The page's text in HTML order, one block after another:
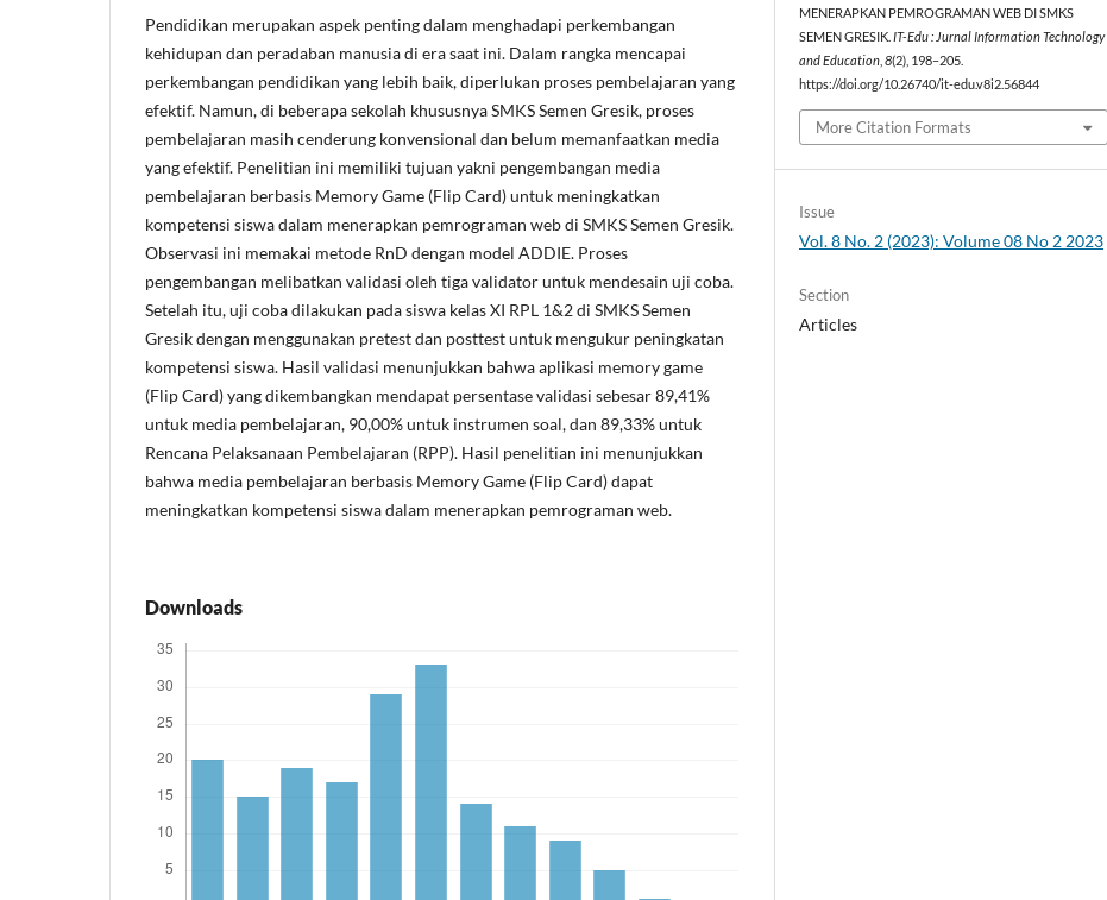
Pendidikan merupakan aspek penting dalam menghadapi perkembangan
kehidupan dan peradaban manusia di era saat ini. Dalam rangka mencapai
perkembangan pendidikan yang lebih baik, diperlukan proses pembelajaran yang
efektif. Namun, di beberapa sekolah khususnya SMKS Semen Gresik, proses
pembelajaran masih cenderung konvensional dan belum memanfaatkan media
yang efektif. Penelitian ini memiliki tujuan yakni pengembangan media
pembelajaran berbasis Memory Game (Flip Card) untuk meningkatkan
kompetensi siswa dalam menerapkan pemrograman web di SMKS Semen Gresik.
Observasi ini memakai metode RnD dengan model ADDIE. Proses
pengembangan melibatkan validasi oleh tiga validator untuk mendesain uji coba.
Setelah itu, uji coba dilakukan pada siswa kelas XI RPL 1&2 di SMKS Semen
Gresik dengan menggunakan pretest dan posttest untuk mengukur peningkatan
kompetensi siswa. Hasil validasi menunjukkan bahwa aplikasi memory game
(Flip Card) yang dikembangkan mendapat persentase validasi sebesar 89,41%
untuk media pembelajaran, 90,00% untuk instrumen soal, dan 89,33% untuk
Rencana Pelaksanaan Pembelajaran (RPP). Hasil penelitian ini menunjukkan
bahwa media pembelajaran berbasis Memory Game (Flip Card) dapat
meningkatkan kompetensi siswa dalam menerapkan pemrograman web.
Downloads
MENERAPKAN PEMROGRAMAN WEB DI SMKS
SEMEN GRESIK.IT-Edu : Jurnal Information Technology
and Education ,8(2), 198–205.
https://doi.org/10.26740/it-edu.v8i2.56844
More Citation Formats
Issue
Vol. 8 No. 2 (2023): Volume 08 No 2 2023
Section
Articles